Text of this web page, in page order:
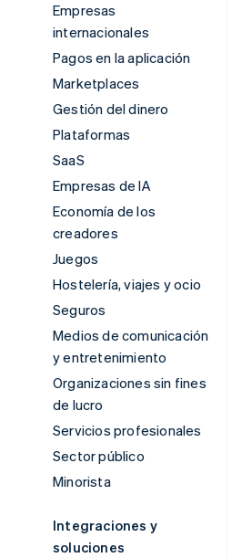
Empresas
internacionales
Pagos en la aplicación
Marketplaces
Gestión del dinero
Plataformas
SaaS
Empresas de IA
Economía de los
creadores
Juegos
Hostelería, viajes y ocio
Seguros
Medios de comunicación
y entretenimiento
Organizaciones sin fines
de lucro
Servicios profesionales
Sector público
Minorista
Integraciones y
soluciones